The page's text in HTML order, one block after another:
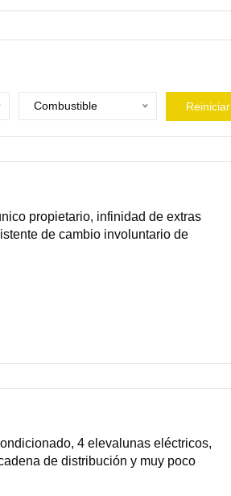
Combustible Reiniciar
propietario, infinidad de extras
de cambio involuntario de
4 elevalunas eléctricos,
de distribución y muy poco